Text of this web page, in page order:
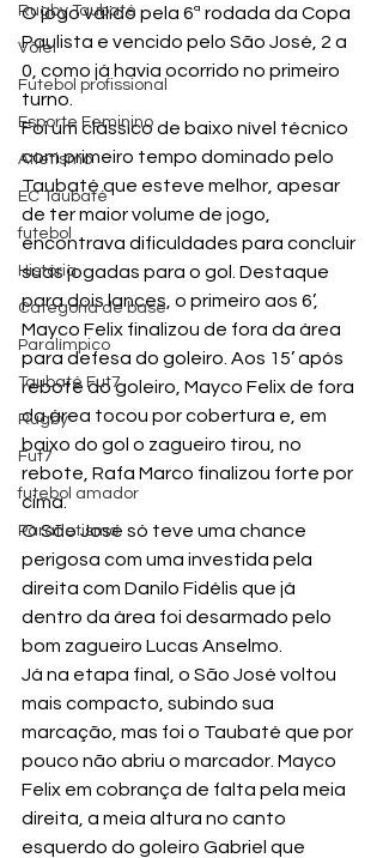
Rugby Taubaté
Vôlei
Futebol profissional
Esporte Feminino
Atletismo
EC Taubaté
futebol
História
Categoria de base
Paralímpico
Taubaté Fut7
Rugby
Fut7
futebol amador
Paratletismo
O jogo válido pela 6ª rodada da Copa
Paulista e vencido pelo São José, 2 a
0, como já havia ocorrido no primeiro
turno.
Foi um clássico de baixo nível técnico
com primeiro tempo dominado pelo
Taubaté que esteve melhor, apesar
de ter maior volume de jogo,
encontrava dificuldades para concluir
suas jogadas para o gol. Destaque
para dois lances, o primeiro aos 6’,
Mayco Felix finalizou de fora da área
para defesa do goleiro. Aos 15’ após
rebote do goleiro, Mayco Felix de fora
da área tocou por cobertura e, em
baixo do gol o zagueiro tirou, no
rebote, Rafa Marco finalizou forte por
cima.
O São José só teve uma chance
perigosa com uma investida pela
direita com Danilo Fidélis que já
dentro da área foi desarmado pelo
bom zagueiro Lucas Anselmo.
Já na etapa final, o São José voltou
mais compacto, subindo sua
marcação, mas foi o Taubaté que por
pouco não abriu o marcador. Mayco
Felix em cobrança de falta pela meia
direita, a meia altura no canto
esquerdo do goleiro Gabriel que